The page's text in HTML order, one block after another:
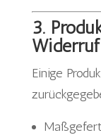
3.
Widerruf
Einige